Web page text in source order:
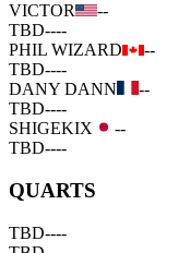
VICTOR
--
TBD----
PHIL WIZARD
--
TBD----
DANY DANN
--
TBD----
SHIGEKIX
--
TBD----
QUARTS
TBD----